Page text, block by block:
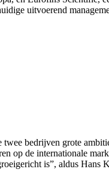
uitvoerend
bedrijven grote
op de internationale
is”, aldus